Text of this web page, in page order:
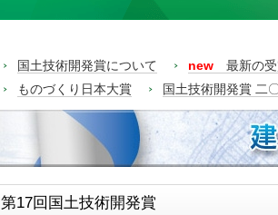
国土技術開発賞について new
最新の
ものづくり日本大賞
国土技術開発賞 二
第17回国土技術開発賞